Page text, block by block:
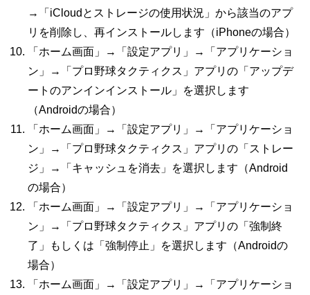
→「 iCloud とストレージの使用状況」から該当のアプ
リを削除し、再インストールします（iPhoneの場合）
「ホーム画面」→「設定アプリ」→「アプリケーショ
ン」→「プロ野球タクティクス」アプリの「アップデ
ートのアンインインストール」を選択します
（Androidの場合）
「ホーム画面」→「設定アプリ」→「アプリケーショ
ン」→「プロ野球タクティクス」アプリの「ストレー
ジ」→「キャッシュを消去」を選択します（Android
の場合）
「ホーム画面」→「設定アプリ」→「アプリケーショ
ン」→「プロ野球タクティクス」 アプリの「強制終
了」もしくは「強制停止」を選択します（Androidの
場合）
「ホーム画面」→「設定アプリ」→「アプリケーショ